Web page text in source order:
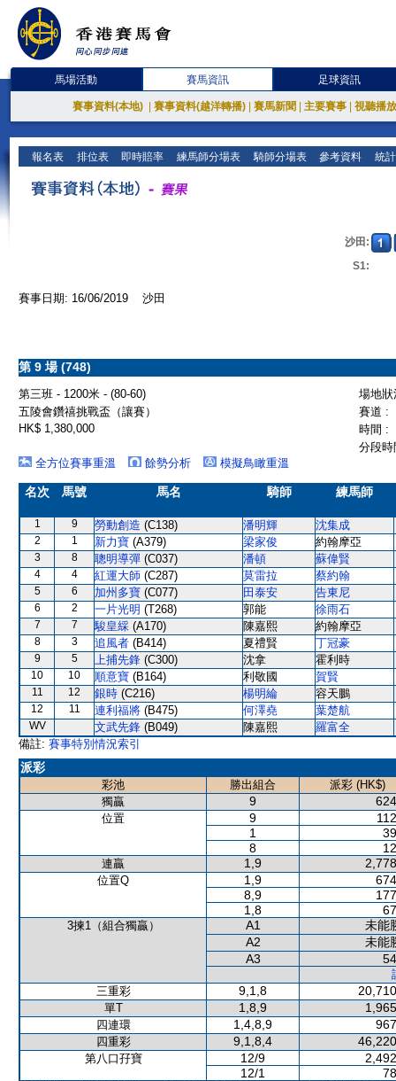
馬場活動 賽馬資訊 足球資訊
賽事資料(本地) 賽事資料(越洋轉播) 賽馬新聞 主要賽事 視聽播
報名表 排位表 即時賠率 練馬師分場表 騎師分場表 參考資料 統
沙田:
S1:
賽事日期: 16/06/2019 沙田
第 9 場 (748)
第三班 - 1200米 - (80-60)
場地
五陵會鑽禧挑戰盃（讓賽）
賽道 :
HK$ 1,380,000
時間 :
分段
全方位賽事重溫
餘勢分析 模擬鳥瞰重溫
名次 馬號 馬名 騎師 練馬師
1 9 勞動創造 (C138) 潘明輝 沈集成
2 1 新力寶 (A379) 梁家俊 約翰摩亞
3 8 聰明導彈 (C037) 潘頓 蘇偉賢
4 4 紅運大師 (C287) 莫雷拉 蔡約翰
5 6 加州多寶 (C077) 田泰安 告東尼
6 2 一片光明 (T268) 郭能 徐雨石
7 7 駿皇綵 (A170) 陳嘉熙 約翰摩亞
8 3 追風者 (B414) 夏禮賢 丁冠豪
9 5 上捕先鋒 (C300) 沈拿 霍利時
10 10 順意寶 (B164) 利敬國 賀賢
11 12 銀時 (C216) 楊明綸 容天鵬
12 11 連利福將 (B475) 何澤堯 葉楚航
WV 文武先鋒 (B049) 陳嘉熙
羅富全
備註: 賽事特別情況索引
派彩
彩池 勝出組合
派彩 (HK$)
獨贏
9
位置 9
1
8
連贏 1,9
位置Q 1,9
8,9
1,8
3揀1（組合獨贏） A1
未能
A2
未能
A3
三重彩
9,1,8
單T 1,8,9
四連環 1,4,8,9
四重彩 9,1,8,4
第八口孖寶 12/9
12/1